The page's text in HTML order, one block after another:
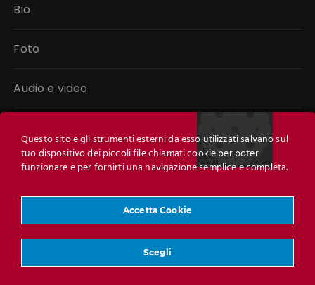
Bio
Foto
Audio e video
Link
Questo sito e gli strumenti esterni da esso utilizzati salvano sul
tuo dispositivo dei piccoli file chiamati cookie per poter
funzionare e per fornirti una navigazione semplice e completa.
Accetta Cookie
Scegli